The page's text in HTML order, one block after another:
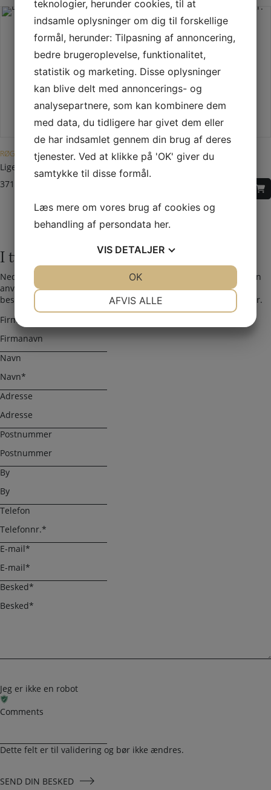
Dette vare har flere varianter. Mulighederne kan vælges på varesiden
RØGRØR Ø 150 MM
Lige rør Ø 150 mm m. spjæld
371,00
RØGRØR Ø 150 MM
Bøjning Ø 150 mm – 60 gr.
I tvivl? Kontakt os i dag
Nedenfor kan du kontakte os. Den følgende kontaktformular kan
anvendes til alle spørgsmål som du ikke har fået svar på her. Vi
bestræber os på at besvare alle henvendelser indenfor 24 timer.
Firmanavn
Navn
Adresse
Postnummer
By
Telefon
E-mail*
Besked*
Jeg er ikke en robot
Comments
Dette felt er til validering og bør ikke ændres.
SEND DIN BESKED
teknologier, herunder cookies, til at
indsamle oplysninger om dig til forskellige
formål, herunder: Tilpasning af annoncering,
bedre brugeroplevelse, funktionalitet,
statistik og marketing. Disse oplysninger
kan blive delt med annoncerings- og
analysepartnere, som kan kombinere dem
med data, du tidligere har givet dem eller
de har indsamlet gennem din brug af deres
tjenester. Ved at klikke på 'OK' giver du
samtykke til disse formål.
Læs mere om vores brug af cookies og
behandling af persondata her.
VIS DETALJER
AFVIS ALLE
OK